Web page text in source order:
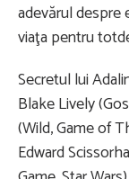
adevărul despre
viaţa pentru
Secretul lui
Blake Lively
(Wild, Game of
Edward